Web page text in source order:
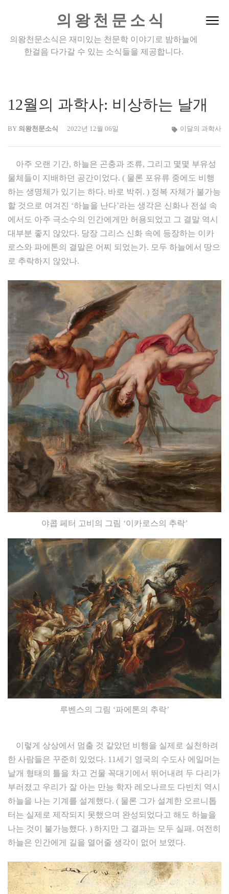
(Press
의왕천문소식
의왕천문소식은 재미있는 천문학 이야기로 밤하늘에
한걸음 다가갈 수 있는 소식들을 제공합니다.
12월의 과학사: 비상하는 날개
BY 의왕천문소식 2022년 12월 06일 이달의 과학사
아주 오랜 기간, 하늘은 곤충과 조류, 그리고 몇몇 부유성
물체들이 지배하던 공간이었다. ( 물론 포유류 중에도 비행
하는 생명체가 있기는 하다. 바로 박쥐. ) 정복 자체가 불가능
할 것으로 여겨진 ‘하늘을 난다’라는 생각은 신화나 전설 속
에서도 아주 극소수의 인간에게만 허용되었고 그 결말 역시
대부분 좋지 않았다. 당장 그리스 신화 속에 등장하는 이카
로스와 파에톤의 결말은 어찌 되었는가. 모두 하늘에서 땅으
로 추락하지 않았나.
야콥 페터 고비의 그림 ‘이카로스의 추락’
루벤스의 그림 ‘파에톤의 추락’
이렇게 상상에서 멈출 것 같았던 비행을 실제로 실천하려
한 사람들은 꾸준히 있었다. 11세기 영국의 수도사 에일머는
날개 형태의 틀을 차고 건물 꼭대기에서 뛰어내려 두 다리가
부러졌고 우리가 잘 아는 만능 학자 레오나르도 다빈치 역시
하늘을 나는 기계를 설계했다. ( 물론 그가 설계한 오르니톱
터는 실제로 제작되지 못했으며 완성되었다고 해도 하늘을
나는 것이 불가능했다. ) 하지만 그 결과는 모두 실패. 여전히
하늘은 인간에게 길을 열어줄 생각이 없어 보였다.